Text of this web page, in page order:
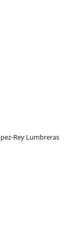
Rey Lumbreras